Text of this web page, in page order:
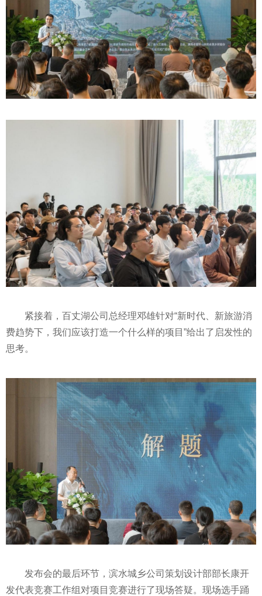
紧接着，百丈湖公司总经理邓雄针对“新时代、新旅游消
费趋势下，我们应该打造一个什么样的项目”给出了启发性的
思考。
发布会的最后环节，滨水城乡公司策划设计部部长康开
发代表竞赛工作组对项目竞赛进行了现场答疑。现场选手踊